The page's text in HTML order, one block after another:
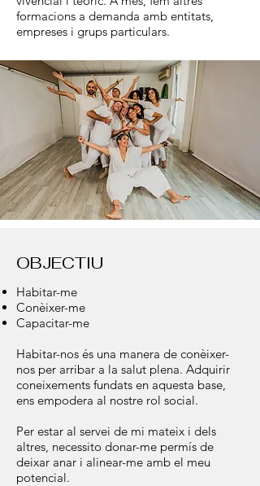
formacions a demanda amb entitats,
empreses i grups particulars.
OBJECTIU
Habitar-me
Conèixer-me
Capacitar-me
Habitar-nos és una manera de conèixer-
nos per arribar a la salut plena. Adquirir
coneixements fundats en aquesta base,
ens empodera al nostre rol social.
Per estar al servei de mi mateix i dels
altres, necessito donar-me permís de
deixar anar i alinear-me amb el meu
potencial.